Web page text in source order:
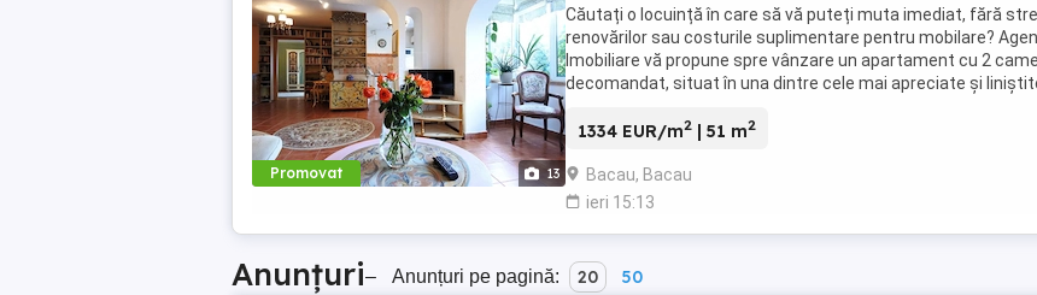
Promovat 13
Căutați o locuință în care să vă puteți muta imediat, fără
renovărilor sau costurile suplimentare pentru mobilare?
Imobiliare vă propune spre vânzare un apartament cu 2
decomandat, situat în una dintre cele mai apreciate și
1334 EUR/m2 | 51 m2
Bacau, Bacau
ieri 15:13
Anunțuri– Anunțuri pe pagină: 20 50